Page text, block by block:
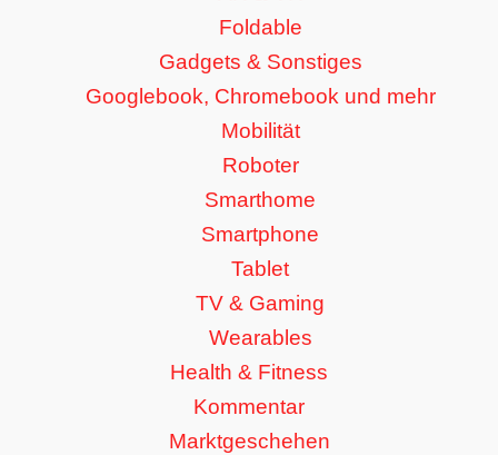
Foldable
Gadgets & Sonstiges
Googlebook, Chromebook und mehr
Mobilität
Roboter
Smarthome
Smartphone
Tablet
TV & Gaming
Wearables
Health & Fitness
Kommentar
Marktgeschehen